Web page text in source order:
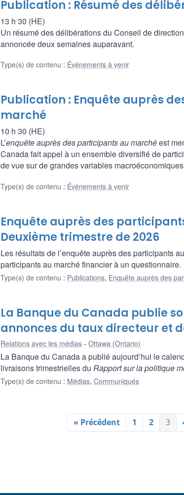
Publication : Résumé des
13 h 30 (HE)
Un résumé des délibérations du Conseil de
annoncée deux semaines auparavant.
Type(s) de contenu : Événements à venir
Publication : Enquête auprès
marché
10 h 30 (HE)
L’enquête auprès des participants au marchéest
Canada fait appel à un ensemble diversifié de
de vue sur de grandes variables
Type(s) de contenu : Événements à venir
Enquête auprès des
Deuxième trimestre de 2026
Les résultats de l’enquête auprès des participants
participants au marché financier à un questionnaire.
Type(s) de contenu : Publications, Enquête auprès des
La Banque du Canada publie
annonces du taux directeur et
Relations avec les médias Ottawa (Ontario)
La Banque du Canada a publié aujourd’hui le
livraisons trimestrielles du Rapport sur la politique
Type(s) de contenu : Médias, Communiqués
« Précédent 1 2 3